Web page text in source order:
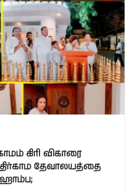
கிரி விகாரை
தேவாலயத்தை